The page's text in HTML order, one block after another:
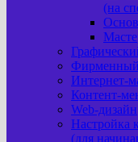
(на
Фирменный
Интернет-
Контент-
Web-дизайн
Настройка
(для